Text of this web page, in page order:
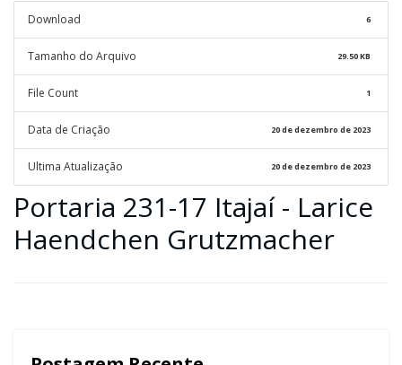
Download 6
Tamanho do Arquivo 29.50 KB
File Count 1
Data de Criação 20 de dezembro de 2023
Ultima Atualização 20 de dezembro de 2023
Portaria 231-17 Itajaí - Larice
Haendchen Grutzmacher